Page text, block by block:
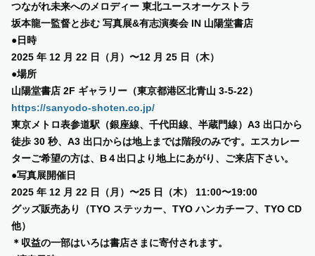
CONTENTS
JP / EN
つながれ未来へのメロディー 東北ユースオーケストラ
坂本⿓⼀監督と歩む 写真展&有志演奏会 IN ⼭陽堂書店
●⽇時
2025 年 12 ⽉ 22 ⽇（⽉）〜12 ⽉ 25 ⽇（⽊）
●場所
⼭陽堂書店 2F ギャラリー（東京都港区北⻘⼭ 3-5-22）
https://sanyodo-shoten.co.jp/
東京メトロ表参道駅（銀座線、千代⽥線、半蔵⾨線）A3 出⼝から
徒歩 30 秒、A3 出⼝からは地上までは階段のみです。エスカレー
ターご希望の⽅は、B４出⼝より地上にあがり、ご来店下さい。
●写真展開催⽇
2025 年 12 ⽉ 22 ⽇（⽉）〜25 ⽇（⽊） 11:00〜19:00
グッズ販売あり（TYO ステッカー、TYO ハンカチーフ、TYO CD
他）
＊収益の⼀部はいろは書店さまに寄付されます。